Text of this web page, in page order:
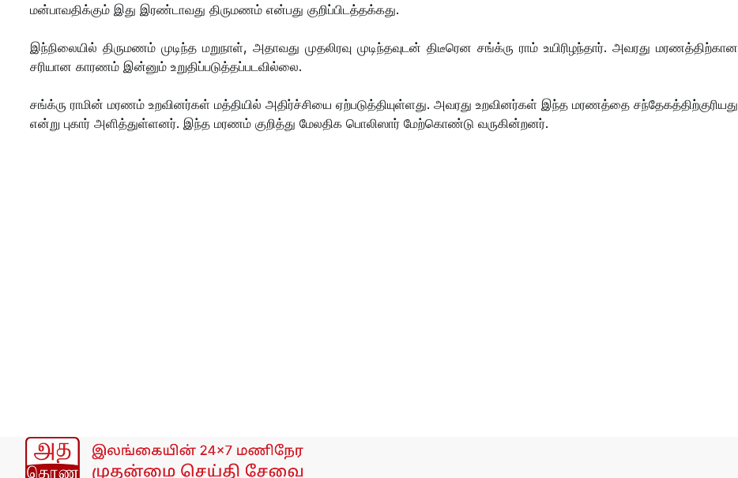
மன்பாவதிக்கும் இது இரண்டாவது திருமணம் என்பது குறிப்பிடத்தக்கது.
இந்நிலையில் திருமணம் முடிந்த மறுநாள், அதாவது முதலிரவு முடிந்தவுடன் திடீரென சங்க்ரு ராம் உயிரிழந்தார். அவரது மரணத்திற்கான
சரியான காரணம் இன்னும் உறுதிப்படுத்தப்படவில்லை.
சங்க்ரு ராமின் மரணம் உறவினர்கள் மத்தியில் அதிர்ச்சியை ஏற்படுத்தியுள்ளது. அவரது உறவினர்கள் இந்த மரணத்தை சந்தேகத்திற்குரியது
என்று புகார் அளித்துள்ளனர். இந்த மரணம் குறித்து மேலதிக பொலிஸார் மேற்கொண்டு வருகின்றனர்.